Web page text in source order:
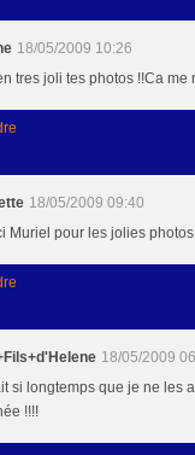
18/05/2009 10:26
tres joli tes photos !!Ca me
18/05/2009 09:40
Muriel pour les jolies
18/05/2009
si longtemps que je ne les
!!!!